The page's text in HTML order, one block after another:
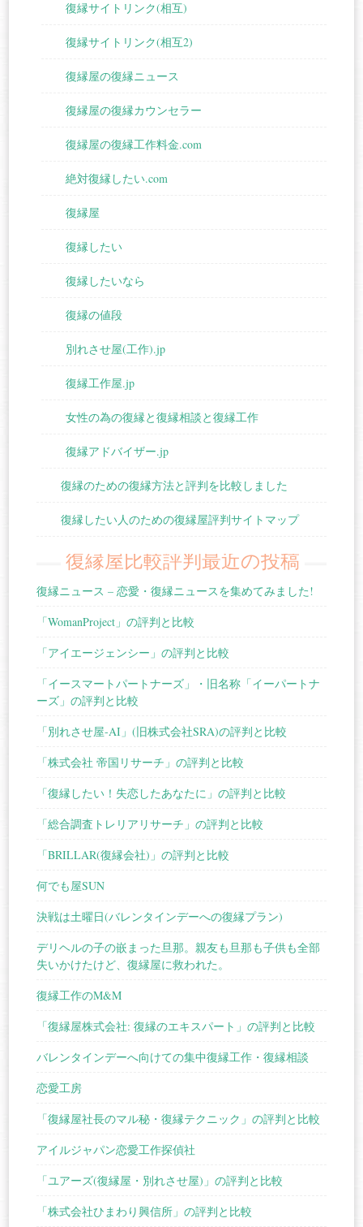
復縁サイトリンク(相互)
復縁サイトリンク(相互2)
復縁屋の復縁ニュース
復縁屋の復縁カウンセラー
復縁屋の復縁工作料金.com
絶対復縁したい.com
復縁屋
復縁したい
復縁したいなら
復縁の値段
別れさせ屋(工作).jp
復縁工作屋.jp
女性の為の復縁と復縁相談と復縁工作
復縁アドバイザー.jp
復縁のための復縁方法と評判を比較しました
復縁したい人のための復縁屋評判サイトマップ
復縁屋比較評判最近の投稿
復縁ニュース – 恋愛・復縁ニュースを集めてみました!
「WomanProject」の評判と比較
「アイエージェンシー」の評判と比較
「イースマートパートナーズ」・旧名称「イーパートナ
ーズ」の評判と比較
「別れさせ屋-AI」(旧株式会社SRA)の評判と比較
「株式会社 帝国リサーチ」の評判と比較
「復縁したい！失恋したあなたに」の評判と比較
「総合調査トレリアリサーチ」の評判と比較
「BRILLAR(復縁会社)」の評判と比較
何でも屋SUN
決戦は土曜日(バレンタインデーへの復縁プラン)
デリヘルの子の嵌まった旦那。親友も旦那も子供も全部
失いかけたけど、復縁屋に救われた。
復縁工作のM&M
「復縁屋株式会社: 復縁のエキスパート」の評判と比較
バレンタインデーへ向けての集中復縁工作・復縁相談
恋愛工房
「復縁屋社長のマル秘・復縁テクニック」の評判と比較
アイルジャパン恋愛工作探偵社
「ユアーズ(復縁屋・別れさせ屋)」の評判と比較
「株式会社ひまわり興信所」の評判と比較